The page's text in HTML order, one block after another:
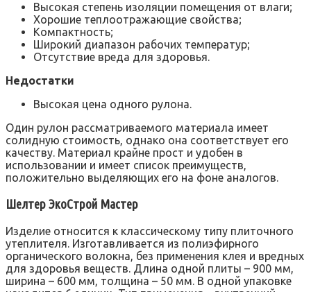
Высокая степень изоляции помещения от влаги;
Хорошие теплоотражающие свойства;
Компактность;
Широкий диапазон рабочих температур;
Отсутствие вреда для здоровья.
Недостатки
Высокая цена одного рулона.
Один рулон рассматриваемого материала имеет
солидную стоимость, однако она соответствует его
качеству. Материал крайне прост и удобен в
использовании и имеет список преимуществ,
положительно выделяющих его на фоне аналогов.
Шелтер ЭкоСтрой Мастер
Изделие относится к классическому типу плиточного
утеплителя. Изготавливается из полиэфирного
органического волокна, без применения клея и вредных
для здоровья веществ. Длина одной плиты – 900 мм,
ширина – 600 мм, толщина – 50 мм. В одной упаковке